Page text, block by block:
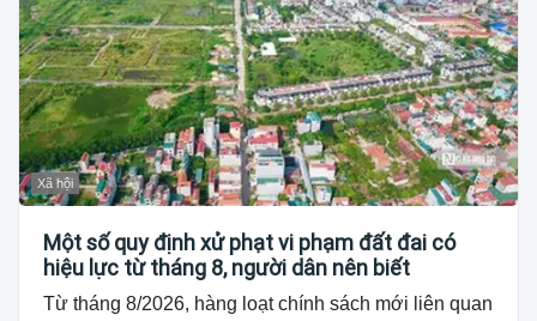
Xã hội
Một số quy định xử phạt vi phạm đất đai có
hiệu lực từ tháng 8, người dân nên biết
Từ tháng 8/2026, hàng loạt chính sách mới liên quan